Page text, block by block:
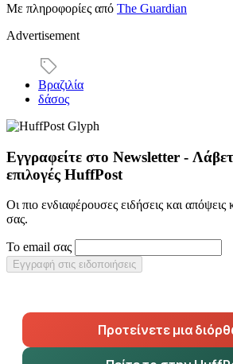
Με πληροφορίες από The Guardian
Advertisement
Βραζιλία
δάσος
Εγγραφείτε στο Newsletter -
επιλογές HuffPost
Οι πιο ενδιαφέρουσες ειδήσεις και
σας.
Το email σας
Εγγραφή στις ειδοποιήσεις
Προτείνετε μια